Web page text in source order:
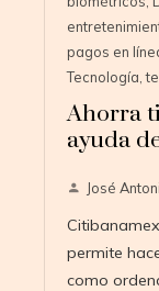
pagos en
Tecnología ,
Ahorra
ayuda
José
permite
como